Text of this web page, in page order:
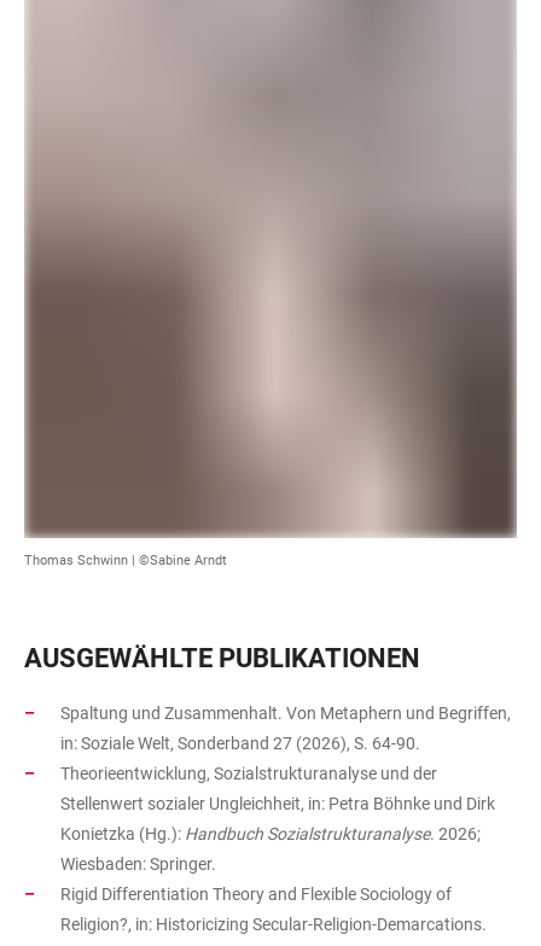
Thomas Schwinn | ©Sabine Arndt
AUSGEWÄHLTE PUBLIKATIONEN
Spaltung und Zusammenhalt. Von Metaphern und Begriffen,
in: Soziale Welt, Sonderband 27 (2026), S. 64-90.
Theorieentwicklung, Sozialstrukturanalyse und der
Stellenwert sozialer Ungleichheit, in: Petra Böhnke und Dirk
Konietzka (Hg.): Handbuch Sozialstrukturanalyse. 2026;
Wiesbaden: Springer.
Rigid Differentiation Theory and Flexible Sociology of
Religion?, in: Historicizing Secular-Religion-Demarcations.